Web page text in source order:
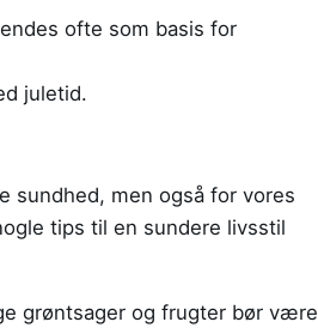
ofte som basis for
juletid.
sundhed, men også for vores
tips til en sundere livsstil
grøntsager og frugter bør være